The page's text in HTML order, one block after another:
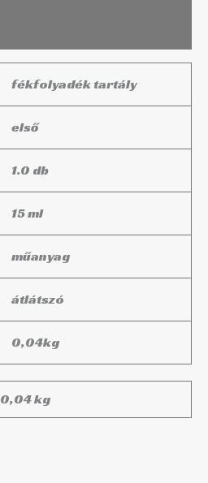
fékfolyadék tartály
első
1.0 db
15 ml
műanyag
átlátszó
0,04kg
0,04 kg